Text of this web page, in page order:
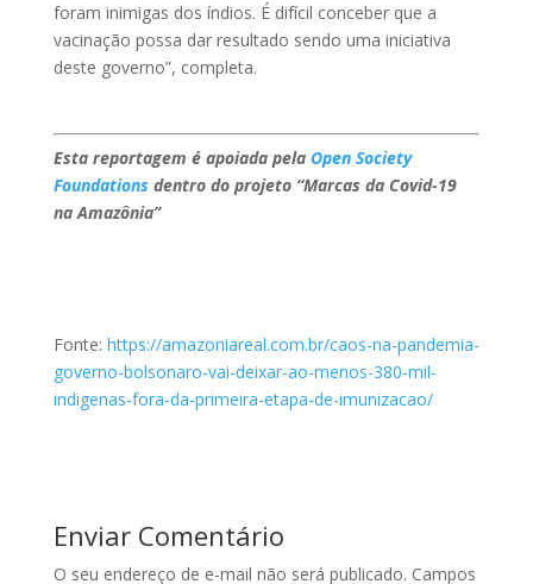
foram inimigas dos índios. É difícil conceber que a
vacinação possa dar resultado sendo uma iniciativa
deste governo”, completa.
Esta reportagem é apoiada pela Open Society
Foundations dentro do projeto “Marcas da Covid-19
na Amazônia”
Fonte: https://amazoniareal.com.br/caos-na-pandemia-
governo-bolsonaro-vai-deixar-ao-menos-380-mil-
indigenas-fora-da-primeira-etapa-de-imunizacao/
Enviar Comentário
O seu endereço de e-mail não será publicado. Campos